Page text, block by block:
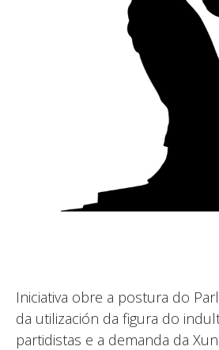
Iniciativa obre a postura do
da utilización da figura do
partidistas e a demanda da